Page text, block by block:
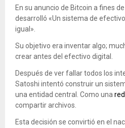
En su anuncio de Bitcoin a fines
desarrolló «Un sistema de
igual».
Su objetivo era inventar algo;
crear antes del efectivo digital.
Después de ver fallar todos los
Satoshi intentó construir un
una entidad central. Como una
compartir archivos.
Esta decisión se convirtió en el